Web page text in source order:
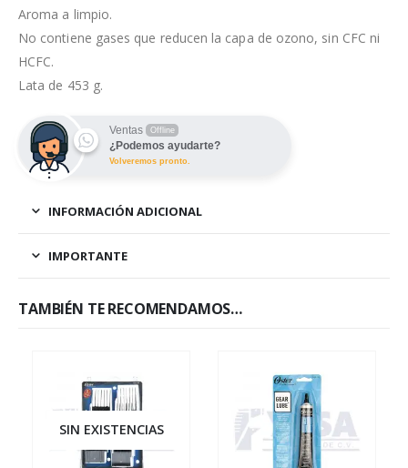
Aroma a limpio.
No contiene gases que reducen la capa de ozono, sin CFC ni
HCFC.
Lata de 453 g.
Ventas Offline
¿Podemos ayudarte?
Volveremos pronto.
INFORMACIÓN ADICIONAL
IMPORTANTE
TAMBIÉN TE RECOMENDAMOS…
SIN EXISTENCIAS